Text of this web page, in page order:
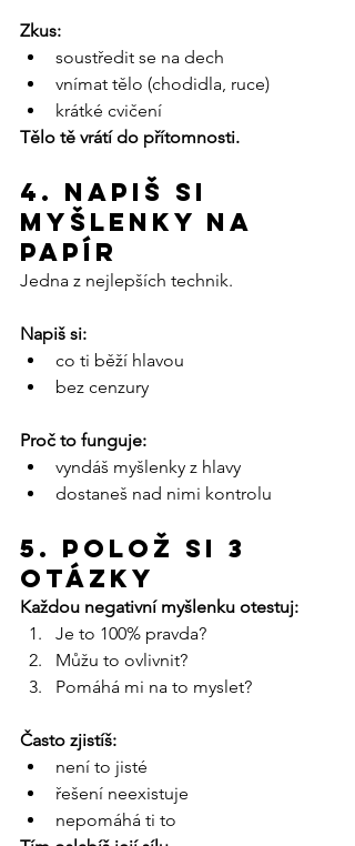
Zkus:
soustředit se na dech
vnímat tělo (chodidla, ruce)
krátké cvičení
Tělo tě vrátí do přítomnosti.
4. Napiš si
myšlenky na
papír
Jedna z nejlepších technik.
Napiš si:
co ti běží hlavou
bez cenzury
Proč to funguje:
vyndáš myšlenky z hlavy
dostaneš nad nimi kontrolu
5. Polož si 3
otázky
Každou negativní myšlenku otestuj:
Je to 100% pravda?
Můžu to ovlivnit?
Pomáhá mi na to myslet?
Často zjistíš:
není to jisté
řešení neexistuje
nepomáhá ti to